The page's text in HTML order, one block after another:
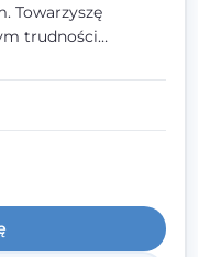
Towarzyszę
trudności
albo znajdującym
dla mnie
zaufaniu relacja
każdy poczuje się
z szacunkiem.